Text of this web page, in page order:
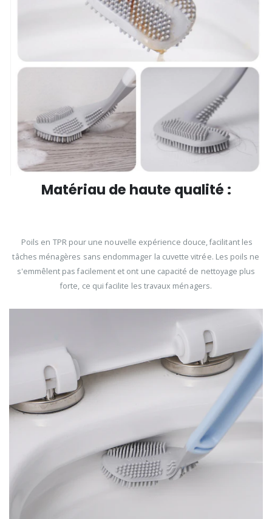
Matériau de haute qualité :
Poils en TPR pour une nouvelle expérience douce, facilitant les
tâches ménagères sans endommager la cuvette vitrée. Les poils ne
s'emmêlent pas facilement et ont une capacité de nettoyage plus
forte, ce qui facilite les travaux ménagers.